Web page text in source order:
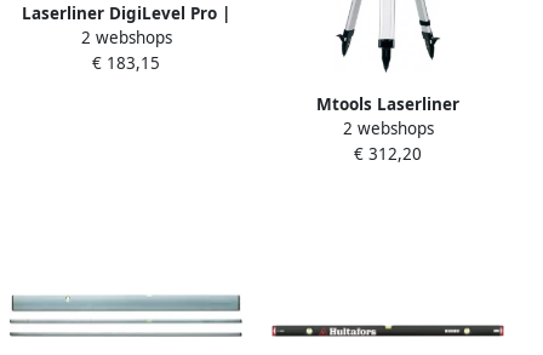
Laserliner DigiLevel Pro |
Digitale waterpas | 100 cm
| met Digital Connection-
2 webshops
€ 183,15
Mtools Laserliner
Automatisch
waterpasinstrument AL 32
2 webshops
€ 312,20